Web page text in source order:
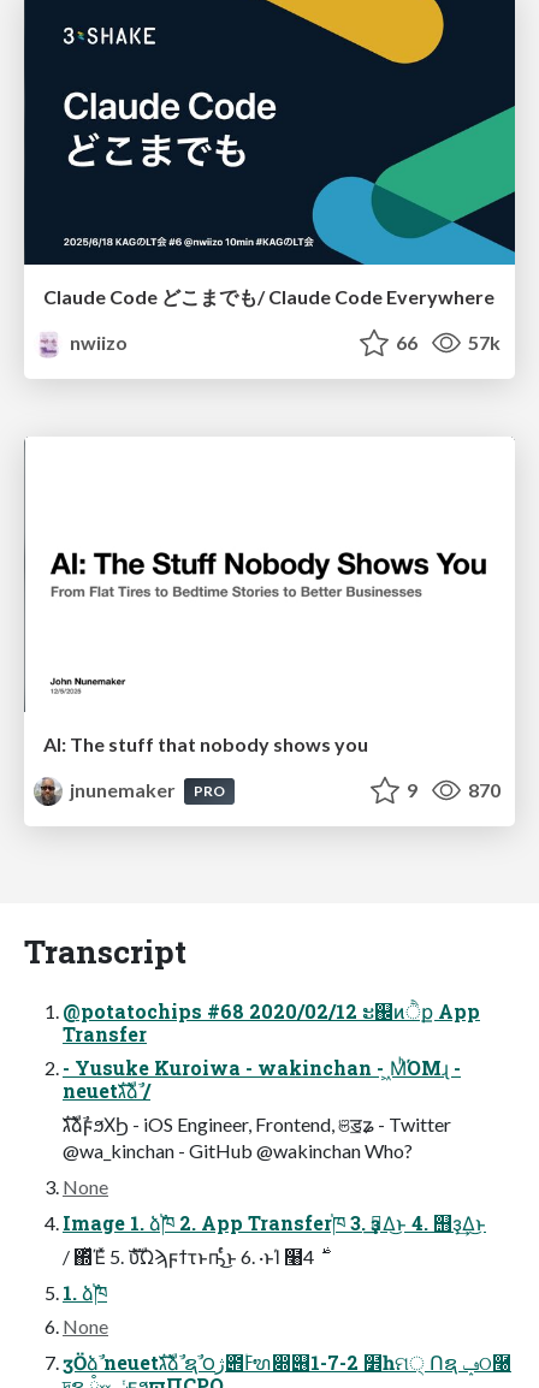
Claude Code どこまでも/ Claude Code Everywhere
nwiizo
66 57k
AI: The stuff that nobody shows you
jnunemaker
PRO 9 870
Transcript
@potatochips #68 2020/02/12 ະ஌ͷੈք App
Transfer
- Yusuke Kuroiwa - wakinchan - ͖ΜͪΌΜɻ -
neuetגࣜձࣾ /
גࣜձࣾϝϧΧϦ - iOS Engineer, Frontend, ଞॾʑ - Twitter
@wa_kinchan - GitHub @wakinchan Who?
None
Image 1. ձࣾ֓ཁ 2. App Transfer֓ཁ 3. ҙࣝ͢Δ͜ͱ 4. ஫ҙ͢Δ͜ͱ
1. ձࣾ֓ཁ
None
ӡӦձࣾ neuetגࣜձࣾ ຊࣾ ౦ژ౎ߓ۠ຑ෍୆1-7-2 ໾һମ੍ Ոຊ ݡଠ࿠